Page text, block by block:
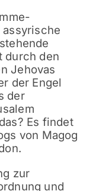
durch den
Jehovas
der Engel
der
Es findet
von Magog
zur
und